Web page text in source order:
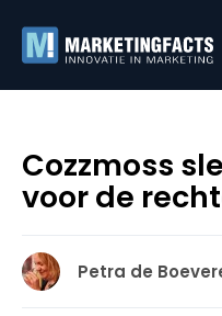
Cozzmoss
voor de
Petra de